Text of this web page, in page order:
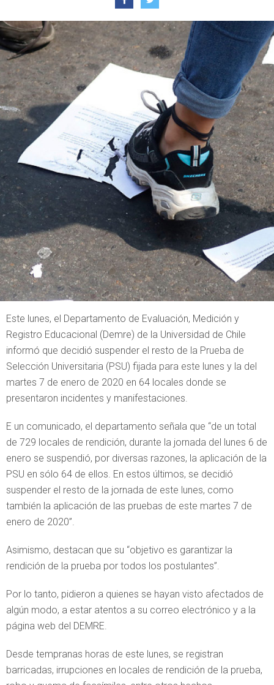
Este lunes, el Departamento de Evaluación, Medición y
Registro Educacional (Demre) de la Universidad de Chile
informó que decidió suspender el resto de la Prueba de
Selección Universitaria (PSU) fijada para este lunes y la del
martes 7 de enero de 2020 en 64 locales donde se
presentaron incidentes y manifestaciones.
E un comunicado, el departamento señala que “de un total
de 729 locales de rendición, durante la jornada del lunes 6 de
enero se suspendió, por diversas razones, la aplicación de la
PSU en sólo 64 de ellos. En estos últimos, se decidió
suspender el resto de la jornada de este lunes, como
también la aplicación de las pruebas de este martes 7 de
enero de 2020”.
Asimismo, destacan que su “objetivo es garantizar la
rendición de la prueba por todos los postulantes”.
Por lo tanto, pidieron a quienes se hayan visto afectados de
algún modo, a estar atentos a su correo electrónico y a la
página web del DEMRE.
Desde tempranas horas de este lunes, se registran
barricadas, irrupciones en locales de rendición de la prueba,